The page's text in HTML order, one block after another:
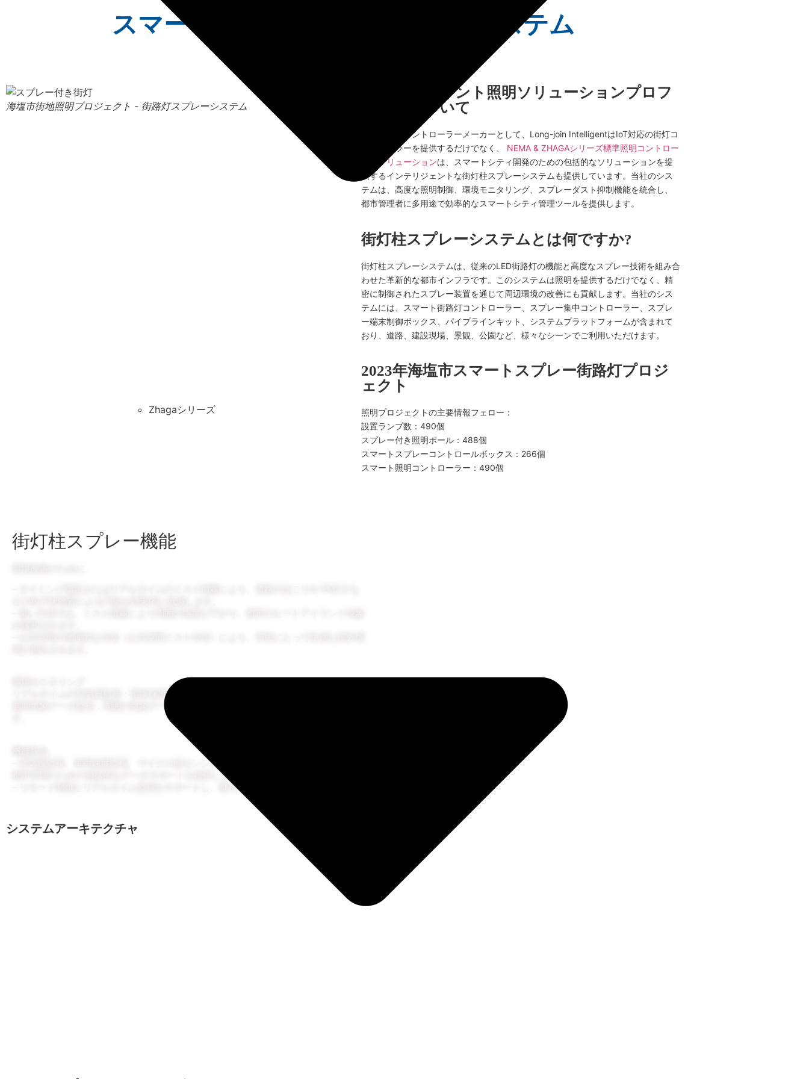
Zhagaシリーズ
スマートシティ街灯柱スプレーシステム
海塩市街地照明プロジェクト - 街路灯スプレーシステム
ロングジョイント照明ソリューションプロフ
ァイルについて
プロの照明コントローラーメーカーとして、Long-join IntelligentはIoT対応の街灯コ
ントローラーを提供するだけでなく、 NEMA & ZHAGAシリーズ標準照明コントロー
ラーソリューションは、スマートシティ開発のための包括的なソリューションを提
供するインテリジェントな街灯柱スプレーシステムも提供しています。当社のシス
テムは、高度な照明制御、環境モニタリング、スプレーダスト抑制機能を統合し、
都市管理者に多用途で効率的なスマートシティ管理ツールを提供します。
街灯柱スプレーシステムとは何ですか?
街灯柱スプレーシステムは、従来のLED街路灯の機能と高度なスプレー技術を組み合
わせた革新的な都市インフラです。このシステムは照明を提供するだけでなく、精
密に制御されたスプレー装置を通じて周辺環境の改善にも貢献します。当社のシス
テムには、スマート街路灯コントローラー、スプレー集中コントローラー、スプレ
ー端末制御ボックス、パイプラインキット、システムプラットフォームが含まれて
おり、道路、建設現場、景観、公園など、様々なシーンでご利用いただけます。
2023年海塩市スマートスプレー街路灯プロジ
ェクト
照明プロジェクトの主要情報フェロー：
設置ランプ数：490個
スプレー付き照明ポール：488個
スマートスプレーコントロールボックス：266個
スマート照明コントローラー：490個
街灯柱スプレー機能
リアルタイムの空気質監視：環境保護部門に信頼性の高い空気質データを提供します。
週間気象データ監視：周囲の気象データをリアルタイムで更新およびアップロードしま
– 空気質監視、車両速度監視、マイクロ波センシングなどの複数のセンサーを統合し、
都市管理のための包括的なデータサポートを提供します。
– リモート制御とリアルタイム監視をサポートし、都市管理の効率を向上させます。
システムアーキテクチャ